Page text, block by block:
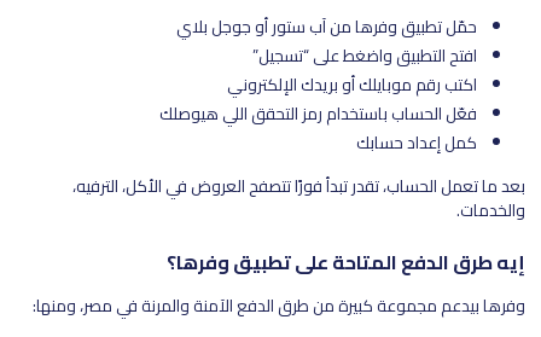
حمّل تطبيق وفرها من آب ستور أو جوجل بلاي
افتح التطبيق واضغط على “تسجيل”
اكتب رقم موبايلك أو بريدك الإلكتروني
فعّل الحساب باستخدام رمز التحقق اللي هيوصلك
كمل إعداد حسابك
بعد ما تعمل الحساب، تقدر تبدأ فورًا تتصفح العروض في الأكل، الترفيه،
والخدمات.
إيه طرق الدفع المتاحة على تطبيق وفرها؟
وفرها بيدعم مجموعة كبيرة من طرق الدفع الآمنة والمرنة في مصر، ومنها: